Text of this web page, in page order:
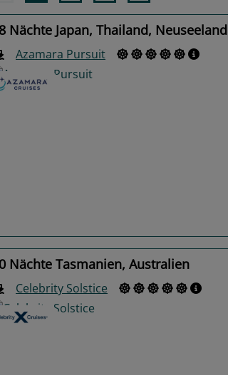
Nächte Japan, Thailand, Neuseeland
Azamara Pursuit
Nächte Tasmanien, Australien
Celebrity Solstice